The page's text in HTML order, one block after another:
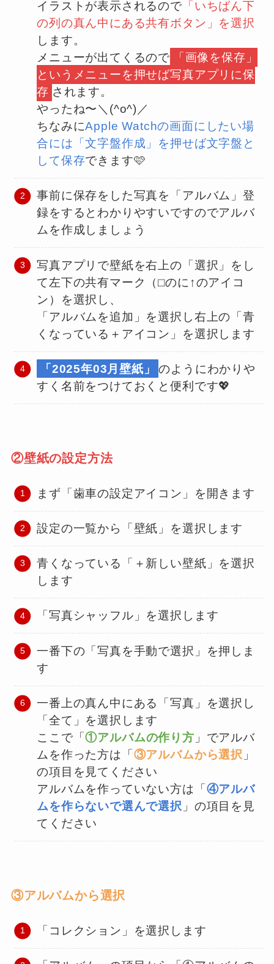
イラストが表示されるので 「いちばん下
の列の真ん中にある共有ボタン」を選択
します。
メニューが出てくるので
「画像を保存」
というメニューを押せば写真アプリに保
存 されます。
やったね〜＼(^o^)／
ちなみにApple Watchの画面にしたい場
合には「文字盤作成」を押せば文字盤と
して保存できます🩷
事前に保存をした写真を「アルバム」登
録をするとわかりやすいですのでアルバ
ムを作成しましょう
写真アプリで壁紙を右上の「選択」をし
て左下の共有マーク（⬜︎のに↑のアイコ
ン）を選択し、
「アルバムを追加」を選択し右上の「青
くなっている＋アイコン」を選択します
「2025年03月壁紙」
のようにわかりや
すく名前をつけておくと便利です💖
②壁紙の設定方法
まず「歯車の設定アイコン」を開きます
設定の一覧から「壁紙」を選択します
青くなっている「＋新しい壁紙」を選択
します
「写真シャッフル」を選択します
一番下の「写真を手動で選択」を押しま
す
一番上の真ん中にある「写真」を選択し
「全て」を選択します
ここで「①アルバムの作り方 」でアルバ
ムを作った方は「③アルバムから選択 」
の項目を見てください
アルバムを作っていない方は「④アルバ
ムを作らないで選んで選択 」の項目を見
てください
③アルバムから選択
「コレクション」を選択します